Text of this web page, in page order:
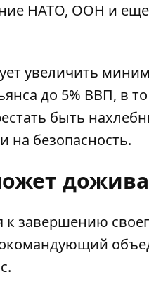
НАТО, ООН и
увеличить
до 5% ВВП, в
быть
на безопасность.
завершению